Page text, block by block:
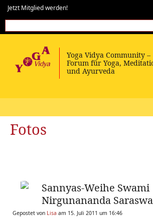
Jetzt Mitglied werden!
Fotos
Sannyas-Weihe Swami
Nirgunananda
Gepostet von Lisa am 15. Juli 2011 um 16:46